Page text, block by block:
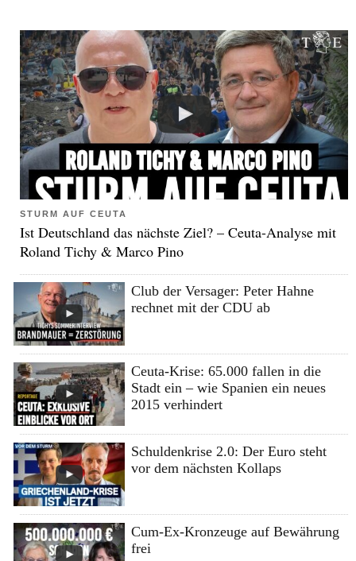
STURM AUF CEUTA
Ist Deutschland das nächste Ziel? – Ceuta-Analyse mit
Roland Tichy & Marco Pino
Club der Versager: Peter Hahne
rechnet mit der CDU ab
Ceuta-Krise: 65.000 fallen in die
Stadt ein – wie Spanien ein neues
2015 verhindert
Schuldenkrise 2.0: Der Euro steht
vor dem nächsten Kollaps
Cum-Ex-Kronzeuge auf Bewährung
frei